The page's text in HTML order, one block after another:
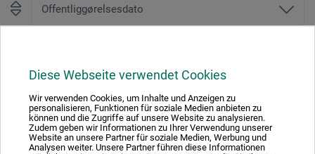
Diese Webseite verwendet Cookies
Wir verwenden Cookies, um Inhalte und Anzeigen zu
personalisieren, Funktionen für soziale Medien anbieten zu
können und die Zugriffe auf unsere Website zu analysieren.
Zudem geben wir Informationen zu Ihrer Verwendung unserer
Website an unsere Partner für soziale Medien, Werbung und
Analysen weiter. Unsere Partner führen diese Informationen
Absolut sikker